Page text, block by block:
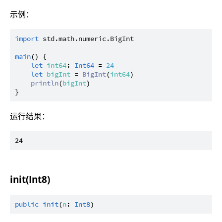
示例：
import std.math.numeric.BigInt
main() {
let int64: Int64 = 24
let bigInt = BigInt(int64)
println(bigInt)
运行结果：
init(Int8)
public init(n: Int8